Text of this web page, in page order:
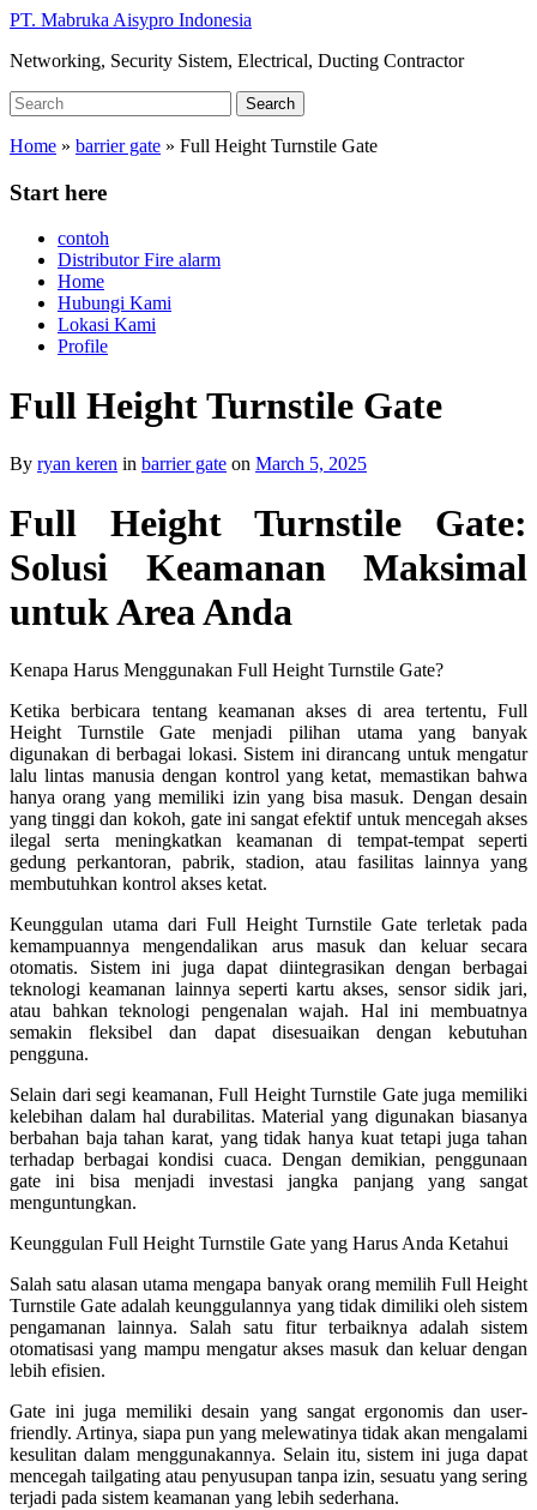
Skip
main
PT. Mabruka Aisypro Indonesia
Networking, Security Sistem, Electrical, Ducting Contractor
Search
for:
Search
Home » barrier gate » Full Height Turnstile Gate
Start here
contoh
Distributor Fire alarm
Home
Hubungi Kami
Lokasi Kami
Profile
Full Height Turnstile Gate
By ryan keren in barrier gate on March 5, 2025
Full Height Turnstile Gate:
Solusi Keamanan Maksimal
untuk Area Anda
Kenapa Harus Menggunakan Full Height Turnstile Gate?
Ketika berbicara tentang keamanan akses di area tertentu, Full
Height Turnstile Gate menjadi pilihan utama yang banyak
digunakan di berbagai lokasi. Sistem ini dirancang untuk mengatur
lalu lintas manusia dengan kontrol yang ketat, memastikan bahwa
hanya orang yang memiliki izin yang bisa masuk. Dengan desain
yang tinggi dan kokoh, gate ini sangat efektif untuk mencegah akses
ilegal serta meningkatkan keamanan di tempat-tempat seperti
gedung perkantoran, pabrik, stadion, atau fasilitas lainnya yang
membutuhkan kontrol akses ketat.
Keunggulan utama dari Full Height Turnstile Gate terletak pada
kemampuannya mengendalikan arus masuk dan keluar secara
otomatis. Sistem ini juga dapat diintegrasikan dengan berbagai
teknologi keamanan lainnya seperti kartu akses, sensor sidik jari,
atau bahkan teknologi pengenalan wajah. Hal ini membuatnya
semakin fleksibel dan dapat disesuaikan dengan kebutuhan
pengguna.
Selain dari segi keamanan, Full Height Turnstile Gate juga memiliki
kelebihan dalam hal durabilitas. Material yang digunakan biasanya
berbahan baja tahan karat, yang tidak hanya kuat tetapi juga tahan
terhadap berbagai kondisi cuaca. Dengan demikian, penggunaan
gate ini bisa menjadi investasi jangka panjang yang sangat
menguntungkan.
Keunggulan Full Height Turnstile Gate yang Harus Anda Ketahui
Salah satu alasan utama mengapa banyak orang memilih Full Height
Turnstile Gate adalah keunggulannya yang tidak dimiliki oleh sistem
pengamanan lainnya. Salah satu fitur terbaiknya adalah sistem
otomatisasi yang mampu mengatur akses masuk dan keluar dengan
lebih efisien.
Gate ini juga memiliki desain yang sangat ergonomis dan user-
friendly. Artinya, siapa pun yang melewatinya tidak akan mengalami
kesulitan dalam menggunakannya. Selain itu, sistem ini juga dapat
mencegah tailgating atau penyusupan tanpa izin, sesuatu yang sering
terjadi pada sistem keamanan yang lebih sederhana.